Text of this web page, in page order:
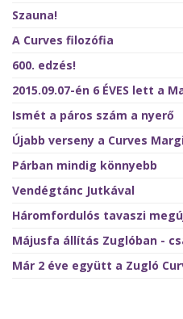
Szauna!
A Curves filozófia
600. edzés!
2015.09.07-én 6 ÉVES lett a
Ismét a páros szám a nyerő
Újabb verseny a Curves
Párban mindig könnyebb
Vendégtánc Jutkával
Háromfordulós tavaszi
Májusfa állítás Zuglóban -
Már 2 éve együtt a Zugló